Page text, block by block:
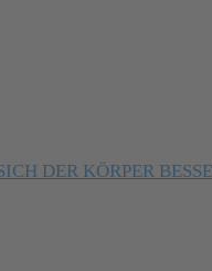
DER KÖRPER